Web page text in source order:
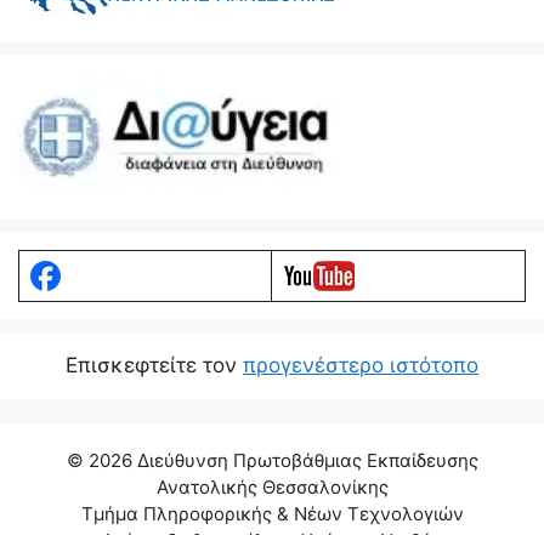
Eπισκεφτείτε τον προγενέστερο ιστότοπο
© 2026 Διεύθυνση Πρωτοβάθμιας Εκπαίδευσης
Ανατολικής Θεσσαλονίκης
Τμήμα Πληροφορικής & Νέων Τεχνολογιών